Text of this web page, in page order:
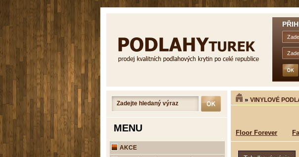
» VINYLOVÉ
Floor Forever
MENU
AKCE